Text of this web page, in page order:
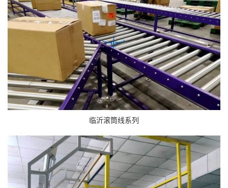
临沂滚筒线系列